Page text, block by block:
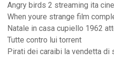
Angry birds 2 streaming ita
When youre strange film
Natale in casa cupiello 1962
Tutte contro lui torrent
Pirati dei caraibi la vendetta di